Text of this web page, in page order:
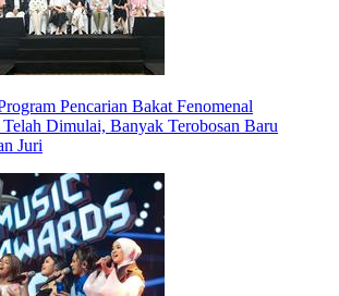
Pencarian Bakat Fenomenal
Dimulai, Banyak Terobosan Baru
Juri